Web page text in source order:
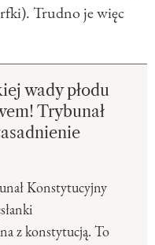
Trudno je więc
wady płodu
Trybunał
Konstytucyjny
z konstytucją. To